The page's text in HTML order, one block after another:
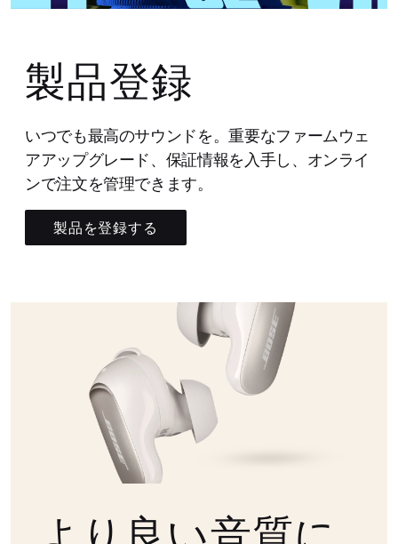
製品登録
いつでも最高のサウンドを。重要なファームウェ
アアップグレード、保証情報を入手し、オンライ
ンで注文を管理できます。
製品を登録する
より良い音質に